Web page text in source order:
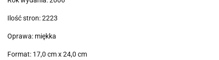
Ilość stron: 2223
Oprawa: miękka
Format: 17,0 cm x 24,0 cm